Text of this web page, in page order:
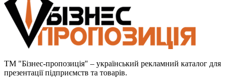
ТМ "Бізнес-пропозиція" – український рекламний каталог для
презентації підприємств та товарів.